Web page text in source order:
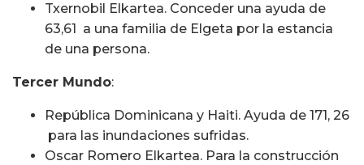
Txernobil Elkartea. Conceder una ayuda de
63,61  a una familia de Elgeta por la estancia
de una persona.
Tercer Mundo:
República Dominicana y Haiti. Ayuda de 171, 26
 para las inundaciones sufridas.
Oscar Romero Elkartea. Para la construcción